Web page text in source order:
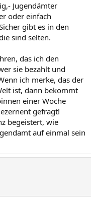
Jugendämter
oder einfach
gibt es in den
sind selten.
das ich den
sie bezahlt und
ich merke, das der
ist, dann bekommt
einer Woche
gefragt!
begeistert, wie
auf einmal sein